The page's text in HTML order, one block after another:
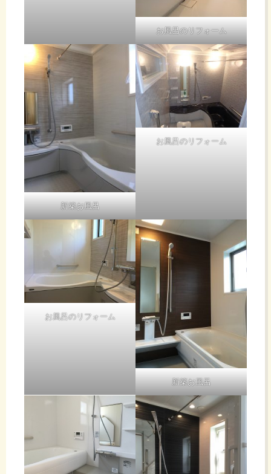
お風呂のリフォーム
新築お風呂
お風呂のリフォーム
お風呂のリフォーム
新築お風呂